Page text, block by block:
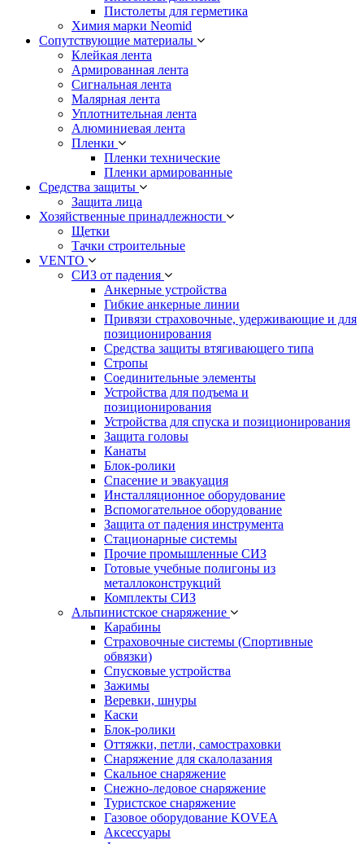
Пистолеты для герметика
Химия марки Neomid
Сопутствующие материалы
Клейкая лента
Армированная лента
Сигнальная лента
Малярная лента
Уплотнительная лента
Алюминиевая лента
Пленки
Пленки технические
Пленки армированные
Средства защиты
Защита лица
Хозяйственные принадлежности
Щетки
Тачки строительные
VENTO
СИЗ от падения
Анкерные устройства
Гибкие анкерные линии
Привязи страховочные, удерживающие и для
позиционирования
Средства защиты втягивающего типа
Стропы
Соединительные элементы
Устройства для подъема и
позиционирования
Устройства для спуска и позиционирования
Защита головы
Канаты
Блок-ролики
Спасение и эвакуация
Инсталляционное оборудование
Вспомогательное оборудование
Защита от падения инструмента
Стационарные системы
Прочие промышленные СИЗ
Готовые учебные полигоны из
металлоконструкций
Комплекты СИЗ
Альпинистское снаряжение
Карабины
Страховочные системы (Спортивные
обвязки)
Спусковые устройства
Зажимы
Веревки, шнуры
Каски
Блок-ролики
Оттяжки, петли, самостраховки
Снаряжение для скалолазания
Скальное снаряжение
Снежно-ледовое снаряжение
Туристское снаряжение
Газовое оборудование KOVEA
Аксессуары